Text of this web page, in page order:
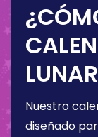
Nuestro
diseñado